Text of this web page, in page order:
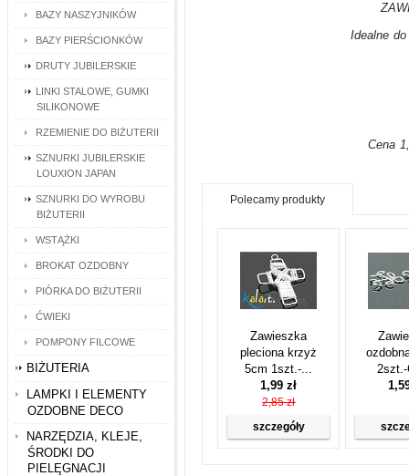
BAZY NASZYJNIKÓW
BAZY PIERŚCIONKÓW
DRUTY JUBILERSKIE
LINKI STALOWE, GUMKI
SILIKONOWE
RZEMIENIE DO BIŻUTERII
SZNURKI JUBILERSKIE
LOUXION JAPAN
SZNURKI DO WYROBU
BIŻUTERII
WSTĄŻKI
BROKAT OZDOBNY
PIÓRKA DO BIŻUTERII
ĆWIEKI
POMPONY FILCOWE
BIŻUTERIA
LAMPKI I ELEMENTY
OZDOBNE DECO
NARZĘDZIA, KLEJE,
ŚRODKI DO
PIELĘGNACJI
Idealne
Cena
Polecamy produkty
Zawieszka
pleciona krzyż
5cm 1szt.-...
1,99 zł
2,85 zł
szczegóły
2szt.-